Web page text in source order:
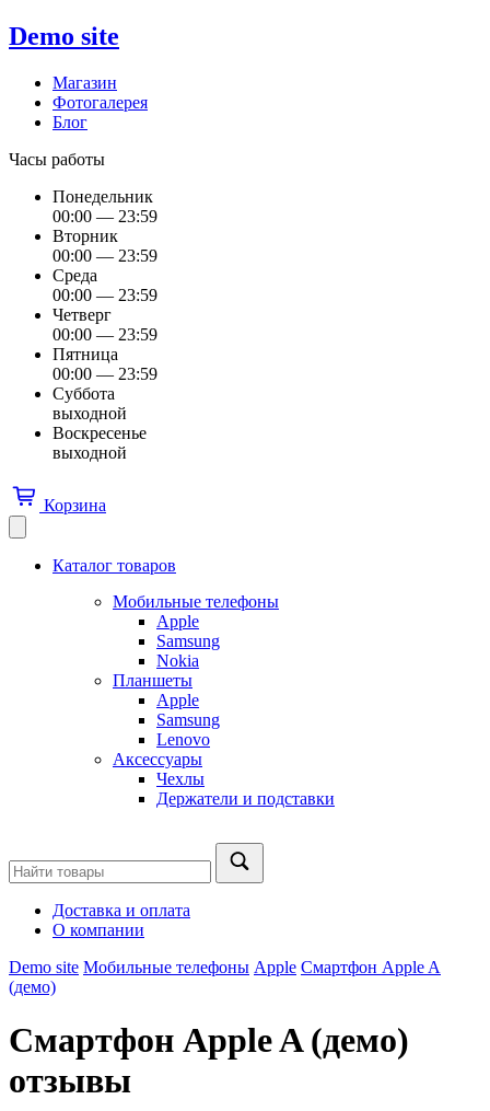
Demo site
Магазин
Фотогалерея
Блог
Часы работы
Понедельник
00:00 — 23:59
Вторник
00:00 — 23:59
Среда
00:00 — 23:59
Четверг
00:00 — 23:59
Пятница
00:00 — 23:59
Суббота
выходной
Воскресенье
выходной
Корзина
Каталог товаров
Мобильные телефоны
Apple
Samsung
Nokia
Планшеты
Apple
Samsung
Lenovo
Аксессуары
Чехлы
Держатели и подставки
Доставка и оплата
О компании
Demo site Мобильные телефоны Apple Смартфон Apple A
(демо)
Смартфон Apple A (демо)
отзывы